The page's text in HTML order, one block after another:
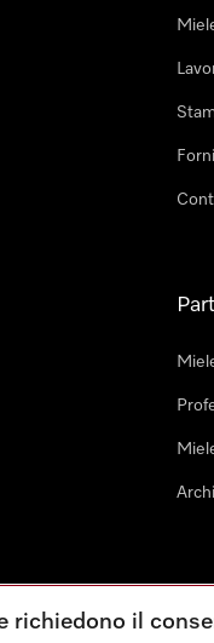
richiedono il